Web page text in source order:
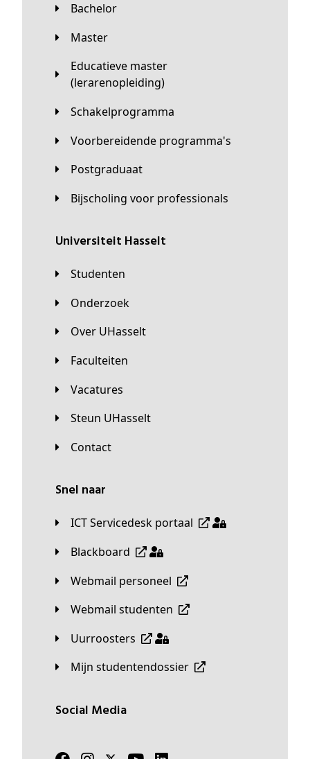
Bachelor
Master
Educatieve master
(lerarenopleiding)
Schakelprogramma
Voorbereidende programma's
Postgraduaat
Bijscholing voor professionals
universiteit Hasselt
Studenten
Onderzoek
Over UHasselt
Faculteiten
Vacatures
Steun UHasselt
Contact
Snel naar
ICT Servicedesk portaal
Blackboard
Webmail personeel
Webmail studenten
Uurroosters
Mijn studentendossier
Social Media